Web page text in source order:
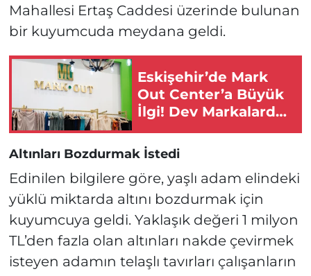
Mahallesi Ertaş Caddesi üzerinde bulunan
bir kuyumcuda meydana geldi.
Eskişehir’de Mark
Out Center’a Büyük
İlgi! Dev Markalarda
Yüzde 50 İndirim
Başladı!
Altınları Bozdurmak İstedi
Edinilen bilgilere göre, yaşlı adam elindeki
yüklü miktarda altını bozdurmak için
kuyumcuya geldi. Yaklaşık değeri 1 milyon
TL’den fazla olan altınları nakde çevirmek
isteyen adamın telaşlı tavırları çalışanların